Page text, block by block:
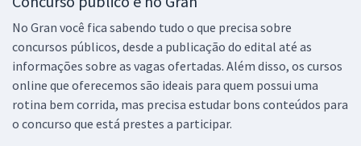
No Gran você fica sabendo tudo o que precisa sobre
concursos públicos, desde a publicação do edital até as
informações sobre as vagas ofertadas. Além disso, os cursos
online que oferecemos são ideais para quem possui uma
rotina bem corrida, mas precisa estudar bons conteúdos para
o concurso que está prestes a participar.